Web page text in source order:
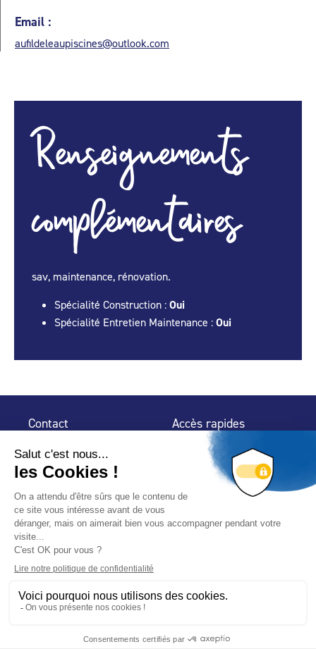
Email :
aufildeleaupiscines@outlook.com
Renseignements
complémentaires
sav, maintenance, rénovation.
Spécialité Construction : Oui
Spécialité Entretien Maintenance : Oui
Contact
32 rue de Mogador
75 009 Paris
Accès rapides
Espace Presse
Trouver un
professionnel
Nous suivre